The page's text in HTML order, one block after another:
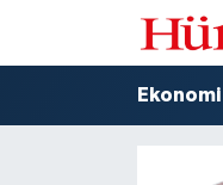
Ekonomi
Ekonomi
Hava Durumu